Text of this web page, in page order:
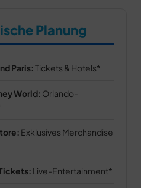
Planung
Paris:Tickets & Hotels
World: Orlando-
Exklusives Merchandise
Live-Entertainment